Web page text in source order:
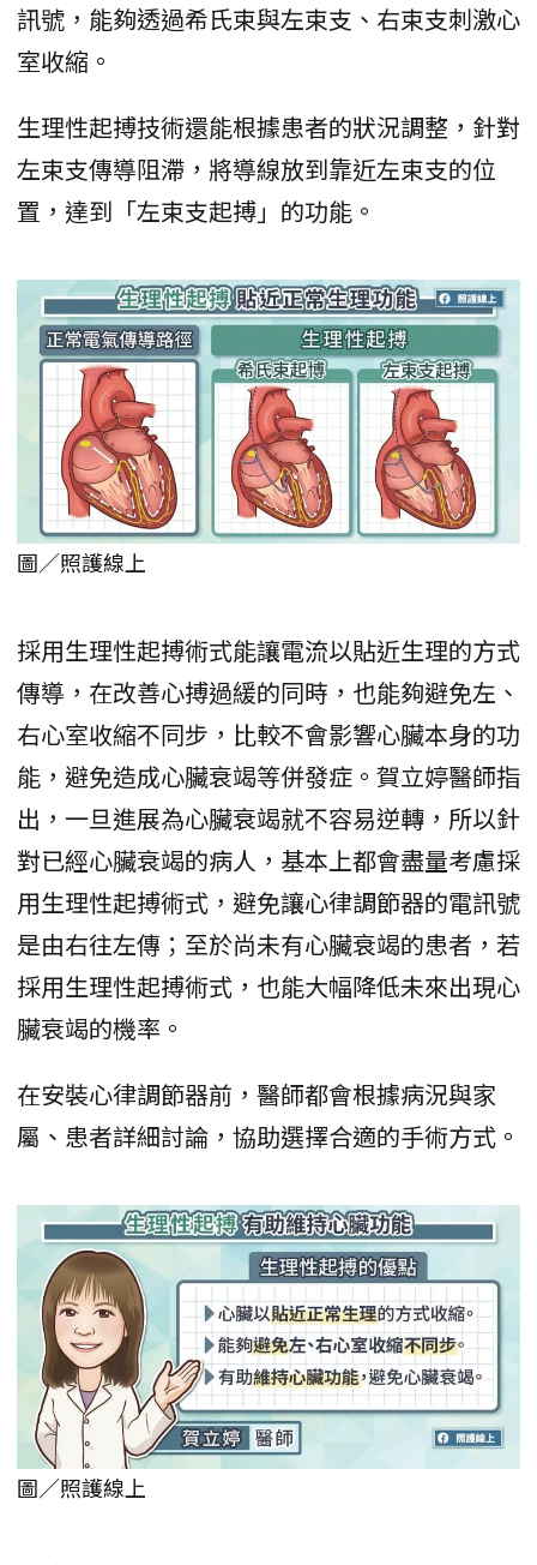
訊號，能夠透過希氏束與左束支、右束支刺激心
室收縮。
生理性起搏技術還能根據患者的狀況調整，針對
左束支傳導阻滯，將導線放到靠近左束支的位
置，達到「左束支起搏」的功能。
圖／照護線上
採用生理性起搏術式能讓電流以貼近生理的方式
傳導，在改善心搏過緩的同時，也能夠避免左、
右心室收縮不同步，比較不會影響心臟本身的功
能，避免造成心臟衰竭等併發症。賀立婷醫師指
出，一旦進展為心臟衰竭就不容易逆轉，所以針
對已經心臟衰竭的病人，基本上都會盡量考慮採
用生理性起搏術式，避免讓心律調節器的電訊號
是由右往左傳；至於尚未有心臟衰竭的患者，若
採用生理性起搏術式，也能大幅降低未來出現心
臟衰竭的機率。
在安裝心律調節器前，醫師都會根據病況與家
屬、患者詳細討論，協助選擇合適的手術方式。
圖／照護線上